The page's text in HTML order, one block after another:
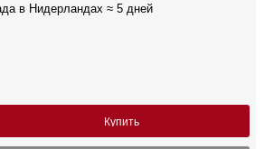
в Нидерландах ≈ 5 дней
Купить